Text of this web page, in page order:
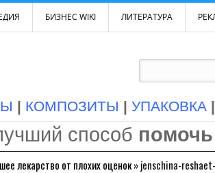
БИЗНЕС WIKI ЛИТЕРАТУРА
| КОМПОЗИТЫ | УПАКОВКА |
способ
лекарство от плохих оценок»jenschina-